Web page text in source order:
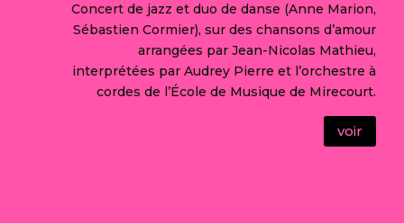
Concert de jazz et duo de danse (Anne Marion,
Sébastien Cormier), sur des chansons d’amour
arrangées par Jean-Nicolas Mathieu,
interprétées par Audrey Pierre et l’orchestre à
cordes de l’École de Musique de Mirecourt.
voir